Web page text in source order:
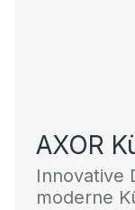
AXOR
Innovative
moderne